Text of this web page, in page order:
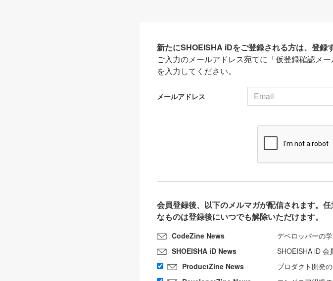
新たにSHOEISHA iDをご登録される方は、登録
ご入力のメールアドレス宛てに「仮登録確認メ
を入力してください。
メールアドレス
会員登録後、以下のメルマガが配信されます。
なものは登録後にいつでも解除いただけます。
CodeZine News
デベロッパーの
SHOEISHA iD News
SHOEISHA iD 会
ProductZine News
プロダクト開発